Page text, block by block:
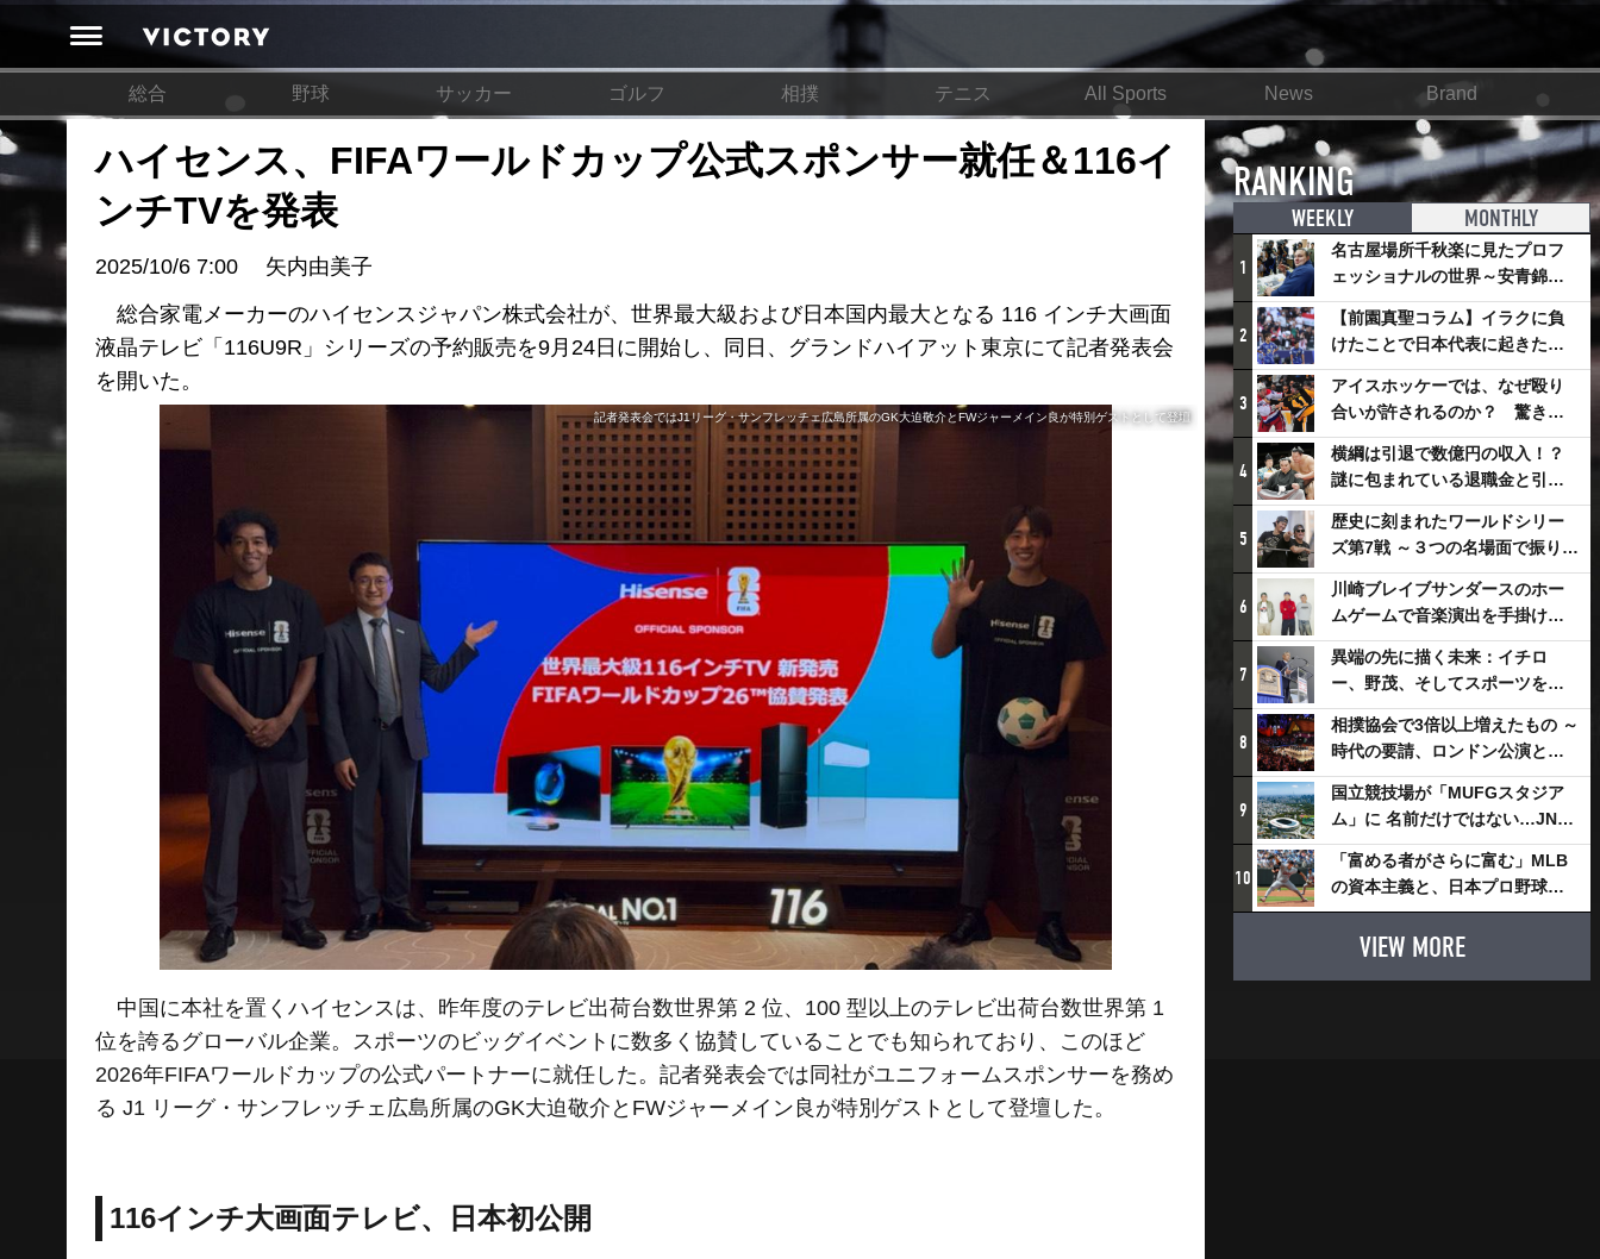
総合 野球 サッカー ゴルフ 相撲 テニス All Sports News Brand
ハイセンス、FIFAワールドカップ公式スポンサー就任＆116イ
ンチTVを発表
2025/10/6 7:00
矢内由美子
総合家電メーカーのハイセンスジャパン株式会社が、世界最⼤級および日本国内最大となる 116 インチ⼤画⾯
液晶テレビ「116U9R」シリーズの予約販売を9月24日に開始し、同日、グランドハイアット東京にて記者発表会
を開いた。
記者発表会ではJ1リーグ・サンフレッチェ広島所属のGK⼤迫敬介とFWジャーメイン良が特別ゲストとして登壇
中国に本社を置くハイセンスは、昨年度のテレビ出荷台数世界第 2 位、100 型以上のテレビ出荷台数世界第 1
位を誇るグローバル企業。スポーツのビッグイベントに数多く協賛していることでも知られており、このほど
2026年FIFAワールドカップの公式パートナーに就任した。記者発表会では同社がユニフォームスポンサーを務め
る J1 リーグ・サンフレッチェ広島所属のGK⼤迫敬介とFWジャーメイン良が特別ゲストとして登壇した。
116インチ大画面テレビ、日本初公開
RANKING
WEEKLY MONTHLY
1
名古屋場所千秋楽に見たプロフ
ェッショナルの世界～安青錦の
優勝を巡るさまざまなドラマ
2
【前園真聖コラム】イラクに負
けたことで日本代表に起きたプ
ラスとは
3
アイスホッケーでは、なぜ殴り
合いが許されるのか？ 驚きの
「ファイティング」ルールにつ
いて
4
横綱は引退で数億円の収入！？
謎に包まれている退職金と引退
相撲興行
5
歴史に刻まれたワールドシリー
ズ第7戦 ～３つの名場面で振り返
る～
6
川崎ブレイブサンダースのホー
ムゲームで音楽演出を手掛ける
スチャダラパーが川崎新！アリ
ーナシティ・プロジェクトを語
る 「楽しみでしかないでしょ。
川崎は、ずっと成長曲線だか
ら」
7
異端の先に描く未来：イチロ
ー、野茂、そしてスポーツを支
える科学界の挑戦
8
相撲協会で3倍以上増えたもの ～
時代の要請、ロンドン公演と古
式大相撲
9
国立競技場が「MUFGスタジア
ム」に 名前だけではない…JNSE
とMUFGが“共創”し描く地域活
性化・社会価値創造の近未来図
とは
10
「富める者がさらに富む」MLB
の資本主義と、日本プロ野球が
踏み出せない一歩
VIEW MORE